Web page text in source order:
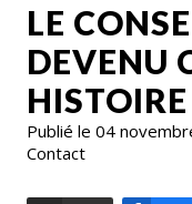
LE
DEVENU
Publié le 04
Contact